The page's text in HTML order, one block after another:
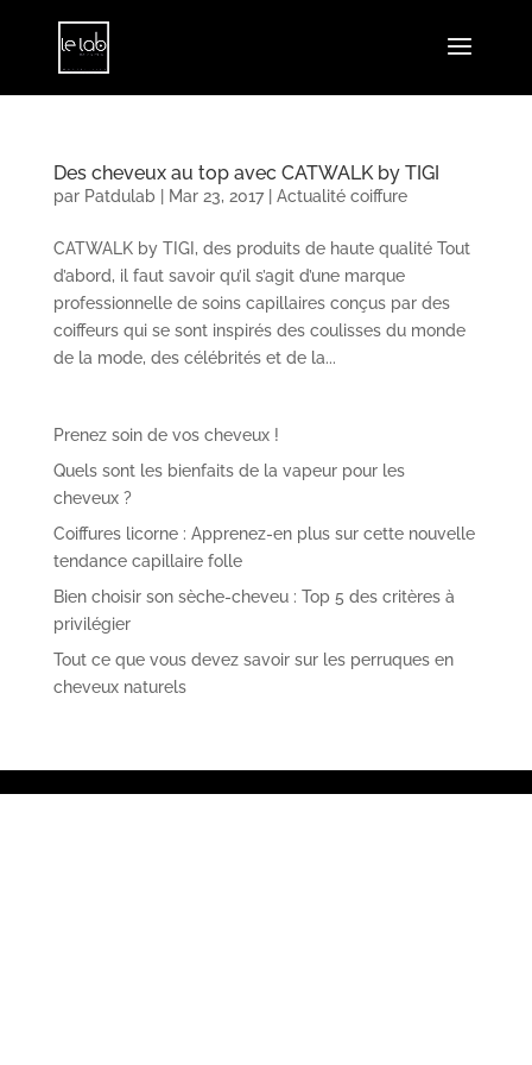
Des cheveux au top avec CATWALK by TIGI
par Patdulab| Mar 23, 2017| Actualité coiffure
CATWALK by TIGI, des produits de haute qualité Tout
d’abord, il faut savoir qu’il s’agit d’une marque
professionnelle de soins capillaires conçus par des
coiffeurs qui se sont inspirés des coulisses du monde
de la mode, des célébrités et de la...
Prenez soin de vos cheveux !
Quels sont les bienfaits de la vapeur pour les
cheveux ?
Coiffures licorne : Apprenez-en plus sur cette nouvelle
tendance capillaire folle
Bien choisir son sèche-cheveu : Top 5 des critères à
privilégier
Tout ce que vous devez savoir sur les perruques en
cheveux naturels